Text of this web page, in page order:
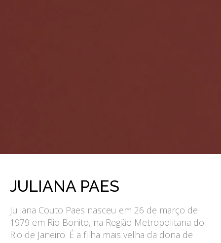
JULIANA PAES
Juliana Couto Paes nasceu em 26 de março de
1979 em Rio Bonito, na Região Metropolitana do
Rio de Janeiro. É a filha mais velha da dona de